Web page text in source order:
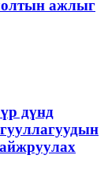
ажлыг
дүнд